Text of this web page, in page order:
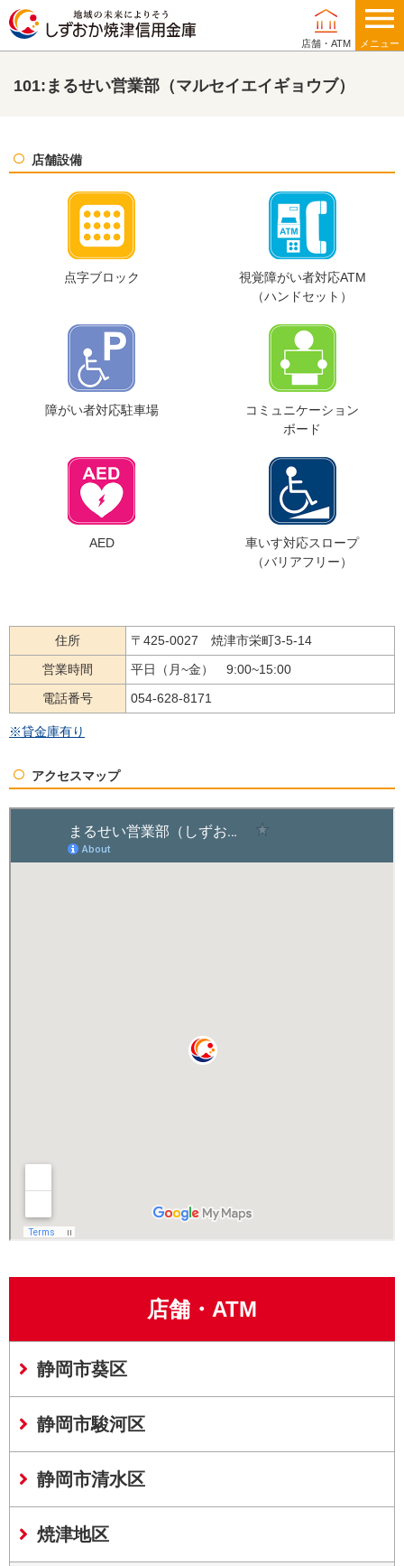
店舗・ATM メニュー
個人のお客さま
法人・事業主のお客さま
当金庫について
店舗・ATM
101:まるせい営業部（マルセイエイギョウブ）
店舗設備
点字ブロック
視覚障がい者対応ATM
（ハンドセット）
障がい者対応駐車場
コミュニケーション
ボード
AED
車いす対応スロープ
（バリアフリー）
住所
〒425-0027 焼津市栄町3-5-14
営業時間
平日（月~金） 9:00~15:00
電話番号
054-628-8171
※貸金庫有り
アクセスマップ
店舗・ATM
静岡市葵区
静岡市駿河区
静岡市清水区
焼津地区